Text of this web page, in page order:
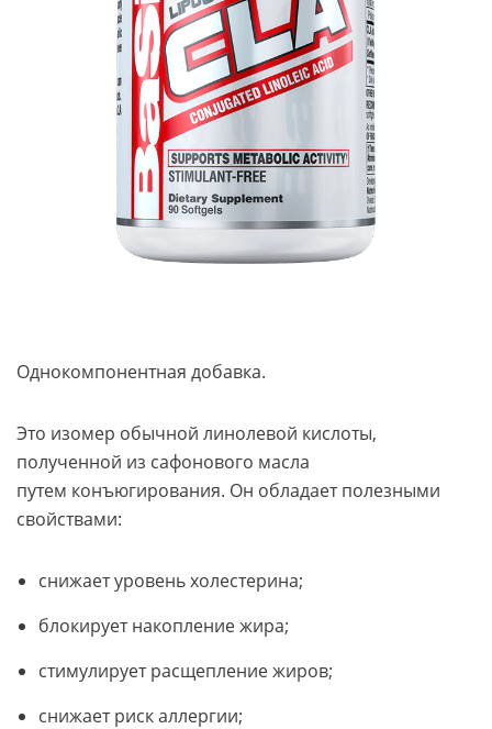
Однокомпонентная добавка.
Это изомер обычной линолевой кислоты,
полученной из сафонового масла
путем конъюгирования. Он обладает полезными
свойствами:
снижает уровень холестерина;
блокирует накопление жира;
стимулирует расщепление жиров;
снижает риск аллергии;